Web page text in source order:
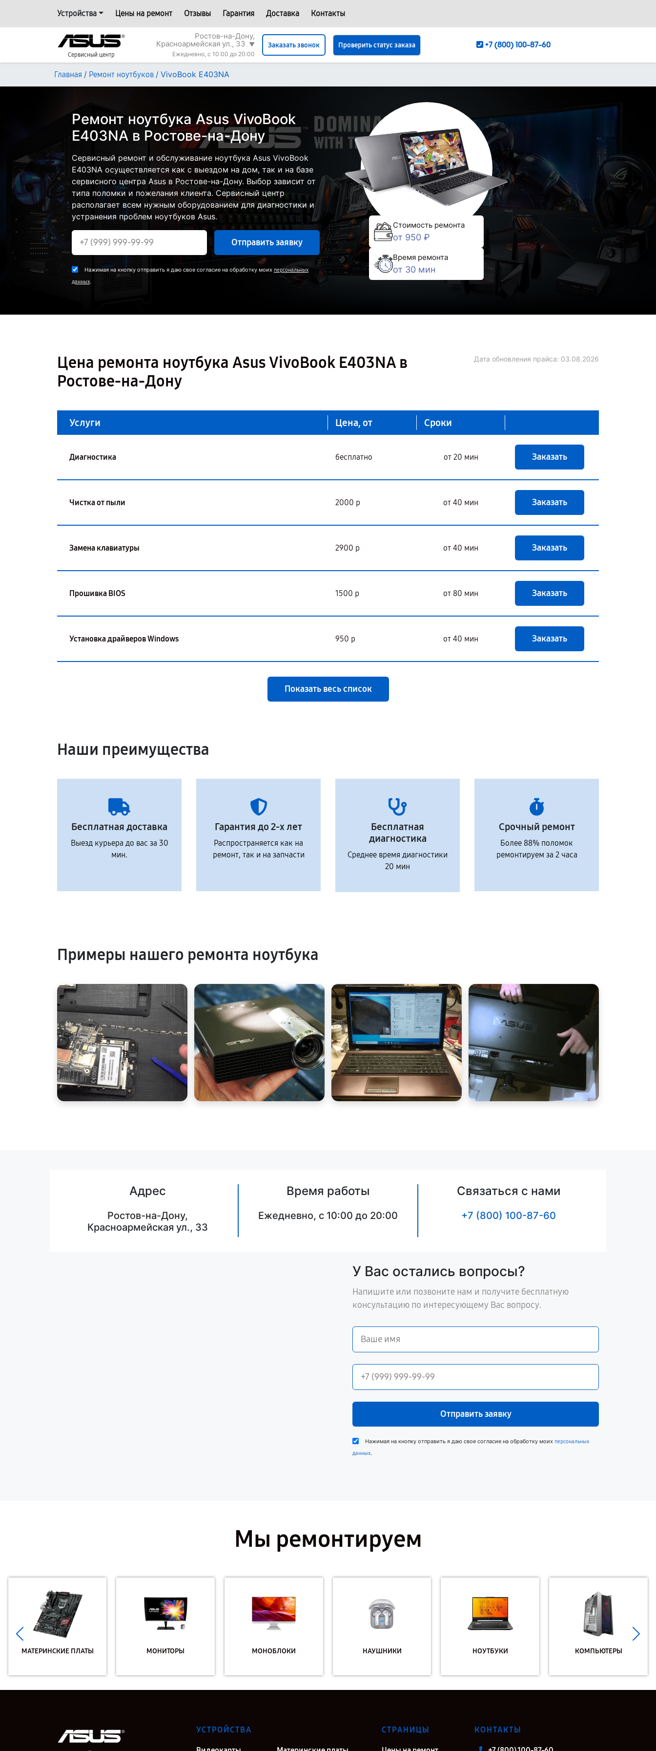
Устройства Цены на ремонт Отзывы Гарантия Доставка Контакты
Сервисный центр
Ростов-на-Дону,
Красноармейская ул., 33 ▼
Ежедневно, с 10:00 до 20:00
Заказать звонок Проверить статус заказа +7 (800) 100-87-60
Главная / Ремонт ноутбуков / VivoBook E403NA
Ремонт ноутбука Asus VivoBook
E403NA в Ростове-на-Дону
Сервисный ремонт и обслуживание ноутбука Asus VivoBook
E403NA осуществляется как с выездом на дом, так и на базе
сервисного центра Asus в Ростове-на-Дону. Выбор зависит от
типа поломки и пожелания клиента. Сервисный центр
располагает всем нужным оборудованием для диагностики и
устранения проблем ноутбуков Asus.
Отправить заявку
Нажимая на кнопку отправить я даю свое согласие на обработку моих персональных
данных.
Стоимость ремонта
от 950 ₽
Время ремонта
от 30 мин
Цена ремонта ноутбука Asus VivoBook E403NA в
Ростове-на-Дону
Дата обновления прайса: 03.08.2026
Услуги Цена, от Сроки
Диагностика бесплатно от 20 мин Заказать
Чистка от пыли 2000 р от 40 мин Заказать
Замена клавиатуры 2900 р от 40 мин Заказать
Прошивка BIOS 1500 р от 80 мин Заказать
Установка драйверов Windows 950 р от 40 мин Заказать
Показать весь список
Наши преимущества
Бесплатная доставка
Выезд курьера до вас за 30
мин.
Гарантия до 2-х лет
Распространяется как на
ремонт, так и на запчасти
Бесплатная
диагностика
Среднее время диагностики
20 мин
Срочный ремонт
Более 88% поломок
ремонтируем за 2 часа
Примеры нашего ремонта ноутбука
Адрес
Ростов-на-Дону,
Красноармейская ул., 33
Время работы
Ежедневно, с 10:00 до 20:00
Связаться с нами
+7 (800) 100-87-60
У Вас остались вопросы?
Напишите или позвоните нам и получите бесплатную
консультацию по интересующему Вас вопросу.
Отправить заявку
Нажимая на кнопку отправить я даю свое согласие на обработку моих персональных
данных.
Мы ремонтируем
МАТЕРИНСКИЕ ПЛАТЫ МОНИТОРЫ МОНОБЛОКИ НАУШНИКИ НОУТБУКИ КОМПЬЮТЕРЫ
УСТРОЙСТВА СТРАНИЦЫ КОНТАКТЫ